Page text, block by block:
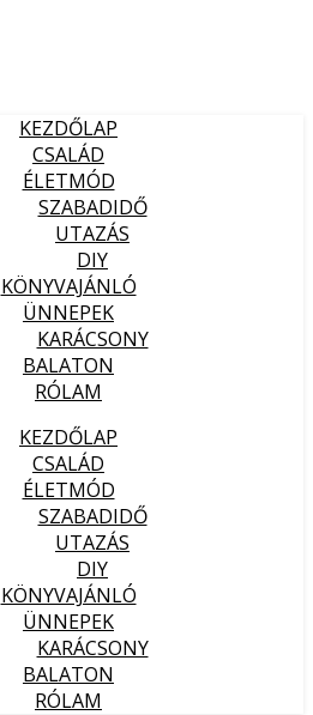
KEZDŐLAP
CSALÁD
ÉLETMÓD
SZABADIDŐ
UTAZÁS
DIY
KÖNYVAJÁNLÓ
ÜNNEPEK
KARÁCSONY
BALATON
RÓLAM
KEZDŐLAP
CSALÁD
ÉLETMÓD
SZABADIDŐ
UTAZÁS
DIY
KÖNYVAJÁNLÓ
ÜNNEPEK
KARÁCSONY
BALATON
RÓLAM